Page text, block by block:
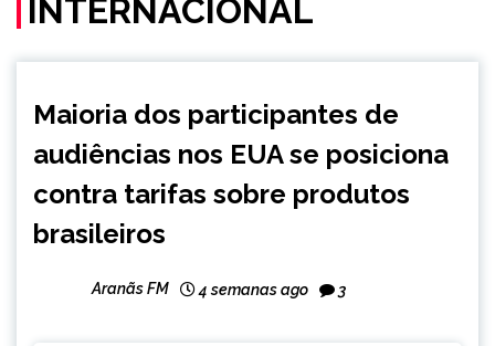
INTERNACIONAL
INTERNACIONAL
NOTÍCIAS
Maioria dos participantes de
audiências nos EUA se posiciona
contra tarifas sobre produtos
brasileiros
Aranãs FM 4 semanas ago 3